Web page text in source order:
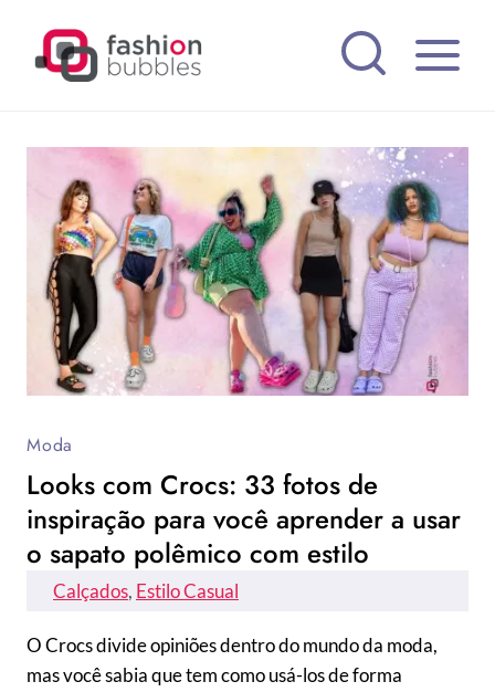
Moda
Looks com Crocs: 33 fotos de
inspiração para você aprender a usar
o sapato polêmico com estilo
Calçados, Estilo Casual
O Crocs divide opiniões dentro do mundo da moda,
mas você sabia que tem como usá-los de forma